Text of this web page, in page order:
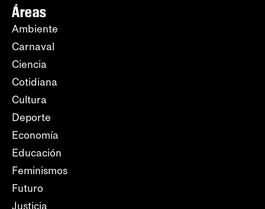
Áreas
Ambiente
Carnaval
Ciencia
Cotidiana
Cultura
Deporte
Economía
Educación
Feminismos
Futuro
Justicia